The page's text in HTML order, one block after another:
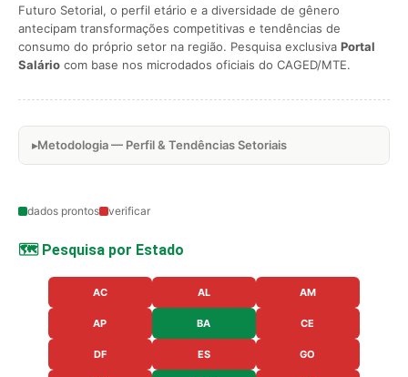
Futuro Setorial, o perfil etário e a diversidade de gênero
antecipam transformações competitivas e tendências de
consumo do próprio setor na região. Pesquisa exclusiva Portal
Salário com base nos microdados oficiais do CAGED/MTE.
Metodologia — Perfil & Tendências Setoriais
dados prontos verificar
🗺️ Pesquisa por Estado
AC AL AM
AP BA CE
DF ES GO